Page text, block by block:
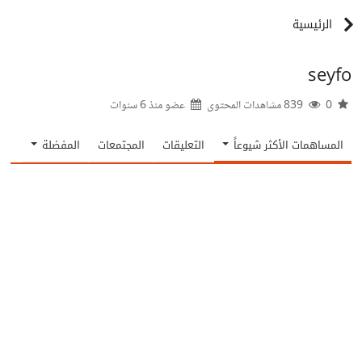
الرئيسية
seyfo
عضو منذ6 سنوات
المساهمات الأكثر شيوعاً التعليقات المجتمعات المفضلة